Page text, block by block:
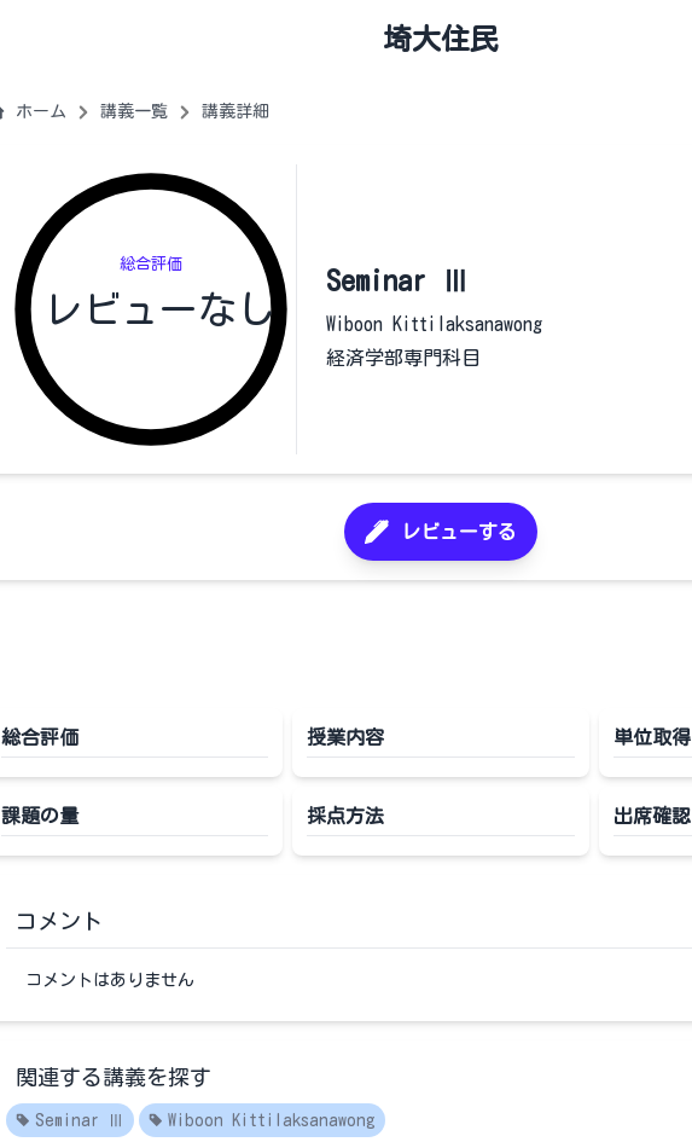
埼大住民
ホーム 講義一覧 講義詳細
総合評価
レビューなし
Seminar Ⅲ
Wiboon Kittilaksanawong
経済学部専門科目
レビューする
総合評価 授業内容 単位取得
課題の量 採点方法 出席確認
コメント
コメントはありません
関連する講義を探す
Seminar Ⅲ Wiboon Kittilaksanawong